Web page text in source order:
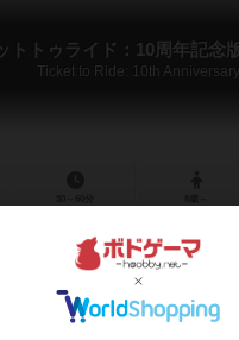
トトゥライド：10周年記念
Ticket to Ride: 10th Anniversary
377
経験あり
97
お気に入り